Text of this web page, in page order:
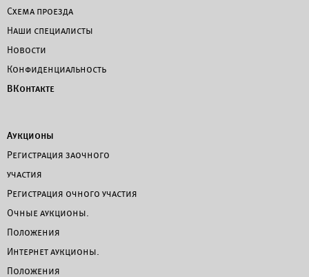
Схема проезда
Наши специалисты
Новости
Конфиденциальность
ВКонтакте
Аукционы
Регистрация заочного
участия
Регистрация очного участия
Очные аукционы.
Положения
Интернет аукционы.
Положения